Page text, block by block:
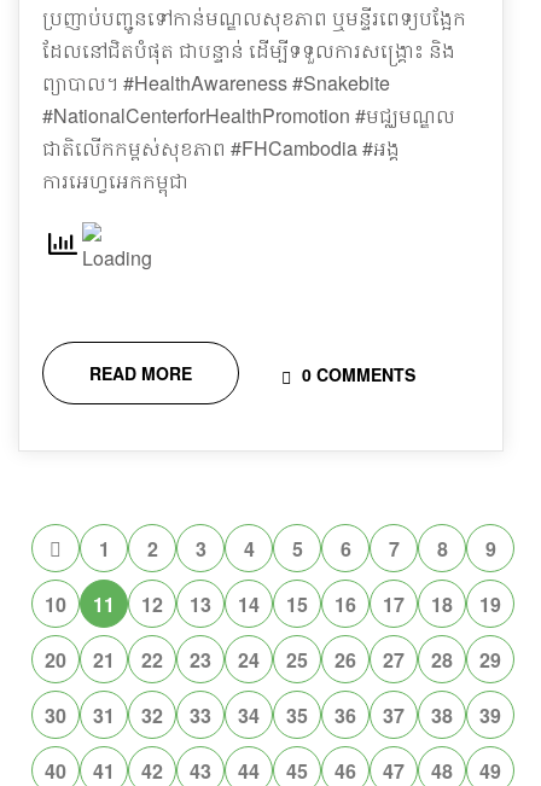
ប្រញាប់បញ្ជូនទៅកាន់មណ្ឌលសុខភាព ឬមន្ទីរពេទ្យបង្អែក
ដែលនៅជិតបំផុត ជាបន្ទាន់ ដើម្បីទទួលការសង្គ្រោះ និង
ព្យាបាល។ #HealthAwareness #Snakebite
#NationalCenterforHealthPromotion #មជ្ឈមណ្ឌល
ជាតិលើកកម្ពស់សុខភាព #FHCambodia #អង្គ
ការអេហ្វអេកកម្ពុជា
READ MORE 0 COMMENTS
1 2 3 4 5 6 7 8
9
10
11 12 13 14 15 16 17 18
19
20
21 22 23 24 25 26 27 28
29
30
31 32 33 34 35 36 37 38
39
40
41 42 43 44 45 46 47 48 49